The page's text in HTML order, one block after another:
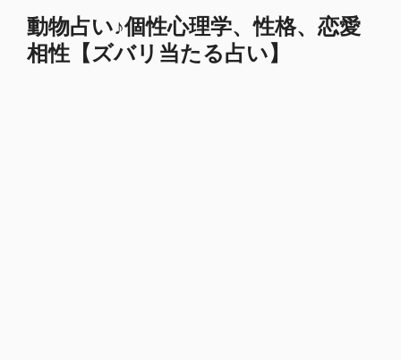
動物占い♪個性心理学、性格、恋愛
相性【ズバリ当たる占い】